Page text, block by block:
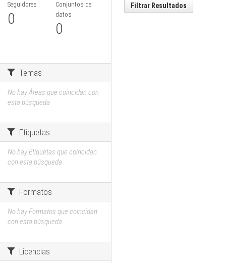
Filtrar Resultados
Seguidores
0
Conjuntos de
datos
0
Temas
No hay Áreas que coincidan con
esta búsqueda
Etiquetas
No hay Etiquetas que coincidan
con esta búsqueda
Formatos
No hay Formatos que coincidan
con esta búsqueda
Licencias